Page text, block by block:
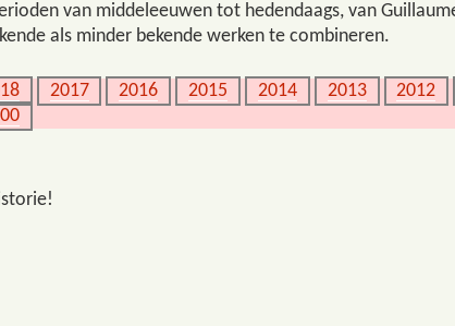
van middeleeuwen tot hedendaags, van
als minder bekende werken te combineren.
2017 2016 2015 2014 2013 2012